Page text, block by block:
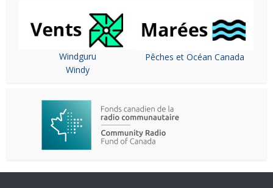
Windguru
Windy
Pêches et Océan Canada